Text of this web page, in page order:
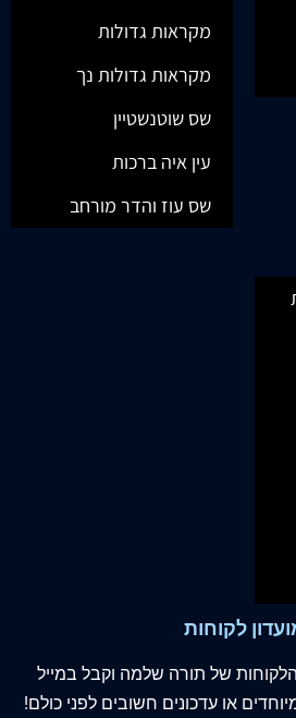
מקראות גדולות
מקראות גדולות נך
שס שוטנשטיין
עין איה ברכות
שס עוז והדר מורחב
לקוחות
הלקוחות של תורה שלמה וקבל במייל
או עדכונים חשובים לפני כולם!